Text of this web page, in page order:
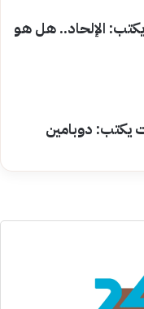
الإلحاد.. هل هو
يكتب: دوبامين